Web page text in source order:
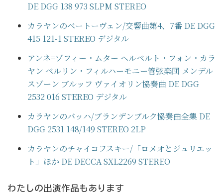
DE DGG 138 973 SLPM STEREO
カラヤンのベートーヴェン/交響曲第4、7番 DE DGG
415 121-1 STEREO デジタル
アンネ=ゾフィー・ムター ヘルベルト・フォン・カラ
ヤン ベルリン・フィルハーモニー管弦楽団 メンデル
スゾーン ブルッフ ヴァイオリン協奏曲 DE DGG
2532 016 STEREO デジタル
カラヤンのバッハ/ブランデンブルク協奏曲全集 DE
DGG 2531 148/149 STEREO 2LP
カラヤンのチャイコフスキー/「ロメオとジュリエッ
ト」ほか DE DECCA SXL2269 STEREO
わたしの出演作品もあります